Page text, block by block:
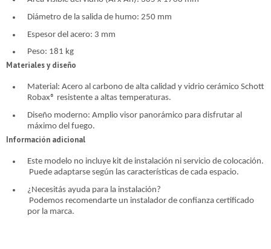
Diámetro de la salida de humo: 250 mm
Espesor del acero: 3 mm
Peso: 181 kg
Materiales y diseño
Material: Acero al carbono de alta calidad y vidrio cerámico Schott
Robax® resistente a altas temperaturas.
Diseño moderno: Amplio visor panorámico para disfrutar al
máximo del fuego.
Información adicional
Este modelo no incluye kit de instalación ni servicio de colocación.
Puede adaptarse según las características de cada espacio.
¿Necesitás ayuda para la instalación?
Podemos recomendarte un instalador de confianza certificado
por la marca.